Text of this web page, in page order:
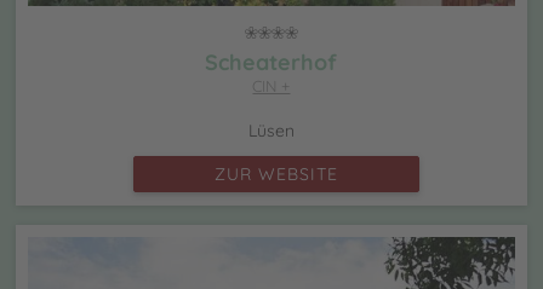
Scheaterhof
CIN +
Lüsen
ZUR WEBSITE